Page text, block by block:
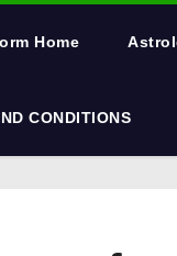
Home
CONDITIONS